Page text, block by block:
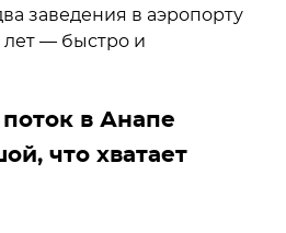
заведения в аэропорту
лет — быстро и
в Анапе
что хватает